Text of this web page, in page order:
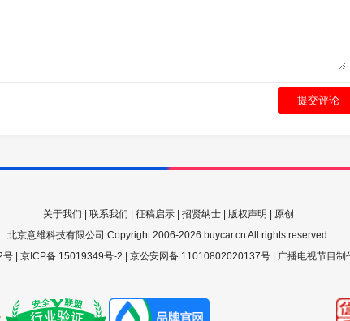
提交评论
关于我们 | 联系我们 | 征稿启示| 招贤纳士| 版权声明 | 原创
北京意维科技有限公司 Copyright 2006-2026 buycar.cn All rights reserved.
号 | 京ICP备 15019349号-2 | 京公安网备 11010802020137号| 广播电视节目制